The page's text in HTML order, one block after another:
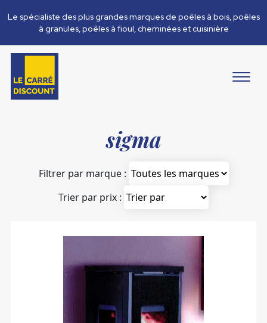
Le spécialiste des plus grandes marques de poêles à bois, poêles
à granules, poêles à fioul, cheminées et cuisinière
sigma
Filtrer par marque :
Trier par prix :